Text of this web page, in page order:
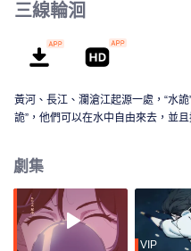
三線輪洄
黃河、長江、瀾滄江起源一處，“水
詭”，他們可以在水中自由來去，並
宗杭成為專業“水詭”，和丁家水詭丁
劇集
VIP